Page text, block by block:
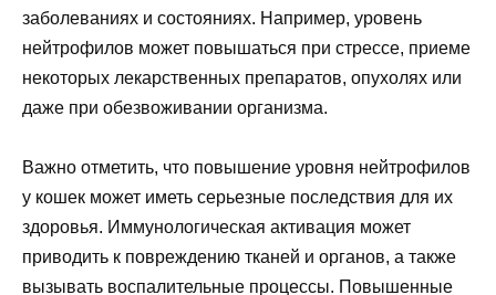
заболеваниях и состояниях. Например, уровень
нейтрофилов может повышаться при стрессе, приеме
некоторых лекарственных препаратов, опухолях или
даже при обезвоживании организма.
Важно отметить, что повышение уровня нейтрофилов
у кошек может иметь серьезные последствия для их
здоровья. Иммунологическая активация может
приводить к повреждению тканей и органов, а также
вызывать воспалительные процессы. Повышенные